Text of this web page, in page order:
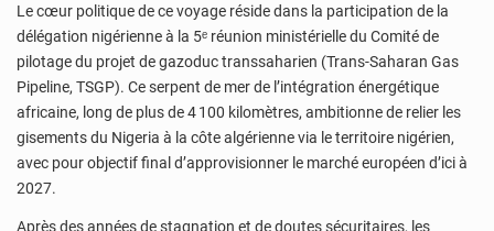
Le cœur politique de ce voyage réside dans la participation de la
délégation nigérienne à la 5ᵉ réunion ministérielle du Comité de
pilotage du projet de gazoduc transsaharien (Trans-Saharan Gas
Pipeline, TSGP). Ce serpent de mer de l’intégration énergétique
africaine, long de plus de 4 100 kilomètres, ambitionne de relier les
gisements du Nigeria à la côte algérienne via le territoire nigérien,
avec pour objectif final d’approvisionner le marché européen d’ici à
2027.
Après des années de stagnation et de doutes sécuritaires, les